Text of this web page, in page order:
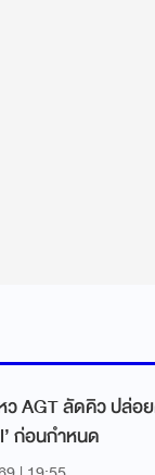
ว AGT ลัดคิว ปล่อ
ก่อนกำหนด